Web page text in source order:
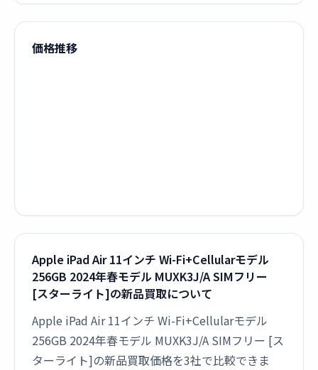
価格推移
Apple iPad Air 11インチ Wi-Fi+Cellularモデル
256GB 2024年春モデル MUXK3J/A SIMフリー
[スターライト]の新品買取について
Apple iPad Air 11インチ Wi-Fi+Cellularモデル
256GB 2024年春モデル MUXK3J/A SIMフリー [ス
ターライト]の新品買取価格を3社で比較できま